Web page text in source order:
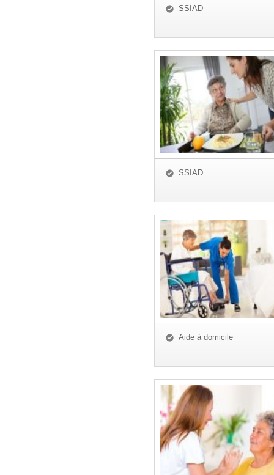
SSIAD
SSIAD
Aide à domicile